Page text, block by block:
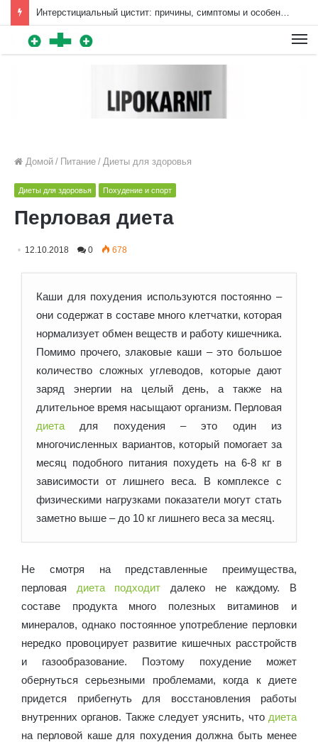
Интерстициальный цистит: причины, симптомы и особенности лечения | Diet4Health.ru
Домой / Питание / Диеты для здоровья
Диеты для здоровья Похудение и спорт
Перловая диета
12.10.2018 0 678
Каши для похудения используются постоянно –
они содержат в составе много клетчатки, которая
нормализует обмен веществ и работу кишечника.
Помимо прочего, злаковые каши – это большое
количество сложных углеводов, которые дают
заряд энергии на целый день, а также на
длительное время насыщают организм. Перловая
диета для похудения – это один из
многочисленных вариантов, который помогает за
месяц подобного питания похудеть на 6-8 кг в
зависимости от лишнего веса. В комплексе с
физическими нагрузками показатели могут стать
заметно выше – до 10 кг лишнего веса за месяц.
Не смотря на представленные преимущества,
перловая диета подходит далеко не каждому. В
составе продукта много полезных витаминов и
минералов, однако постоянное употребление перловки
нередко провоцирует развитие кишечных расстройств
и газообразование. Поэтому похудение может
обернуться серьезными проблемами, когда к диете
придется прибегнуть для восстановления работы
внутренних органов. Также следует уяснить, что диета
на перловой каше для похудения должна быть менее
Для любых предложений по